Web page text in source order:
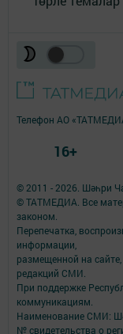
© 2011 - 2026. Шәһри
© ТАТМЕДИА. Все
законом.
Перепечатка,
информации,
размещенной на
редакций СМИ.
При поддержке
коммуникациям.
Наименование СМИ:
№ свидетельства о
Телефон АО
16+